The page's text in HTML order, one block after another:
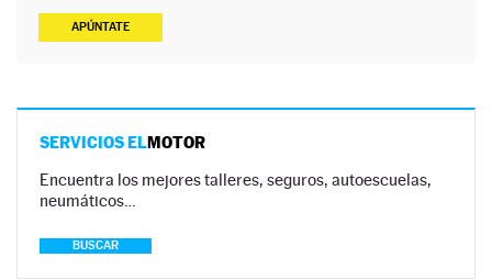
APÚNTATE
SERVICIOS ELMOTOR
Encuentra los mejores talleres, seguros, autoescuelas,
neumáticos…
BUSCAR